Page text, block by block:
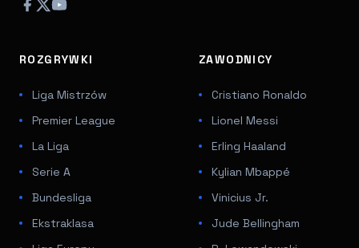
ROZGRYWKI
Liga Mistrzów
Premier League
La Liga
Serie A
Bundesliga
Ekstraklasa
ZAWODNICY
Cristiano Ronaldo
Lionel Messi
Erling Haaland
Kylian Mbappé
Vinicius Jr.
Jude Bellingham